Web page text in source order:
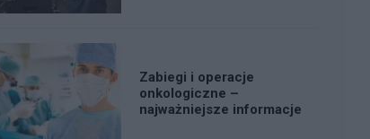
Zabiegi i operacje
onkologiczne –
najważniejsze informacje